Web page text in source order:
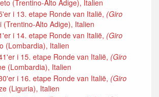
(Trentino-Alto Adige), Italien
i 13. etape Ronde van Italië, (Giro
(Trentino-Alto Adige), Italien
i 14. etape Ronde van Italië, (Giro
(Lombardia), Italien
i 15. etape Ronde van Italië, (Giro
(Lombardia), Italien
i 16. etape Ronde van Italië, (Giro
(Liguria), Italien